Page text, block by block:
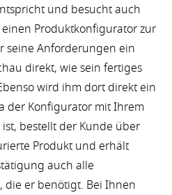
und besucht auch
Produktkonfigurator zur
seine Anforderungen ein
direkt, wie sein fertiges
wird ihm dort direkt ein
der Konfigurator mit Ihrem
bestellt der Kunde über
Produkt und erhält
auch alle
er benötigt. Bei Ihnen